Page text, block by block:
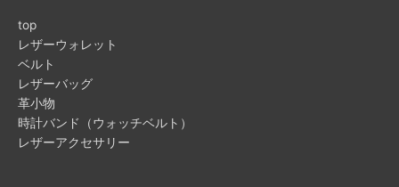
top
レザーウォレット
ベルト
レザーバッグ
革小物
時計バンド（ウォッチベルト）
レザーアクセサリー